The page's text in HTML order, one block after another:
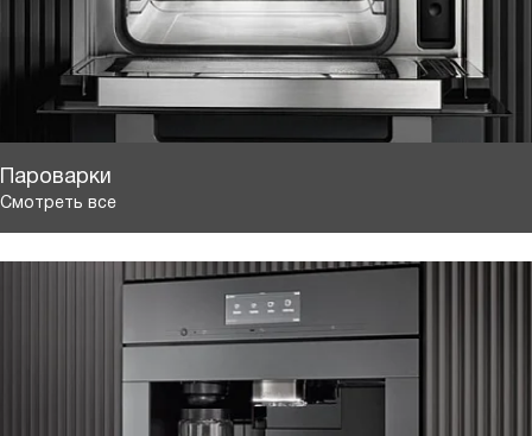
Пароварки
Смотреть все